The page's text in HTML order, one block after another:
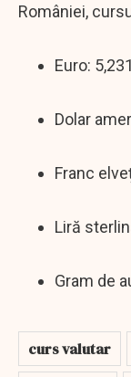
României,
Euro:
Dolar
Franc
Liră
Gram de
curs valutar